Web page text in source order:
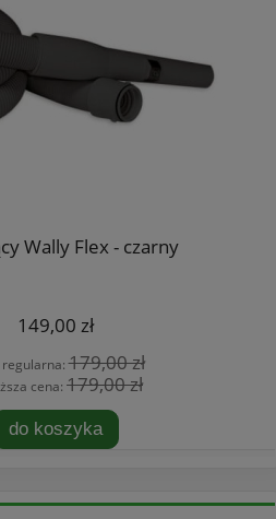
Wally Flex - czarny
149,00 zł
regularna:179,00 zł
cena: 179,00 zł
do koszyka